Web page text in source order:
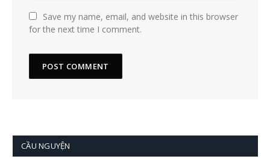
Save my name, email, and website in this browser
for the next time I comment.
CẦU NGUYỆN